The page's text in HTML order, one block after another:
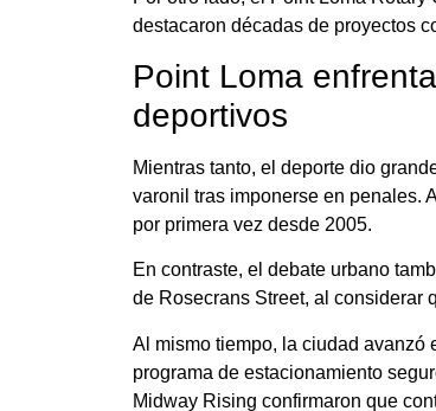
destacaron décadas de proyectos
Point Loma
deportivos
Mientras tanto, el deporte dio
varonil tras imponerse en penales.
por primera vez desde 2005.
En contraste, el debate urbano
de Rosecrans Street, al considerar
Al mismo tiempo, la ciudad avanzó
programa de estacionamiento
Midway Rising confirmaron que